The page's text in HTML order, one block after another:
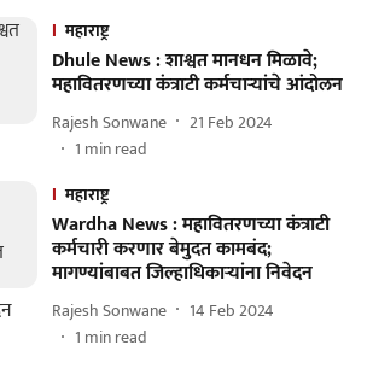
महाराष्ट्र
Dhule News : शाश्वत मानधन मिळावे;
महावितरणच्या कंत्राटी कर्मचाऱ्यांचे आंदोलन
Rajesh Sonwane
21 Feb 2024
1 min read
महाराष्ट्र
Wardha News : महावितरणच्या कंत्राटी
कर्मचारी करणार बेमुदत कामबंद;
मागण्यांबाबत जिल्हाधिकाऱ्यांना निवेदन
Rajesh Sonwane
14 Feb 2024
1 min read